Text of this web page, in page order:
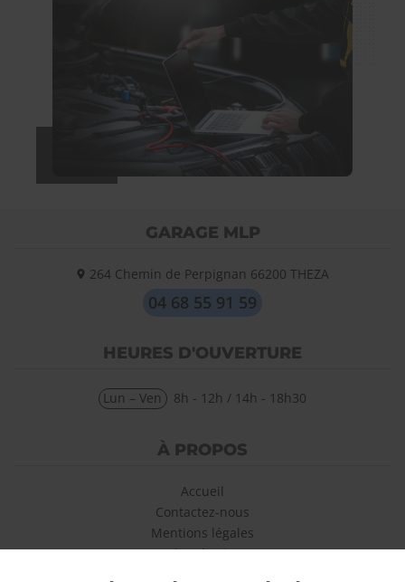
GARAGE MLP
264 Chemin de Perpignan 66200 THEZA
04 68 55 91 59
HEURES D'OUVERTURE
Lun – Ven 8h - 12h / 14h - 18h30
À PROPOS
Accueil
Contactez-nous
Mentions légales
Plan du site